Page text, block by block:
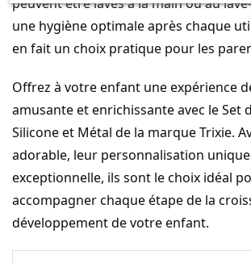
une hygiène optimale après chaque
en fait un choix pratique pour les
Offrez à votre enfant une expérience
amusante et enrichissante avec le Set
Silicone et Métal de la marque Trixie.
adorable, leur personnalisation
exceptionnelle, ils sont le choix idéal
accompagner chaque étape de la
développement de votre enfant.